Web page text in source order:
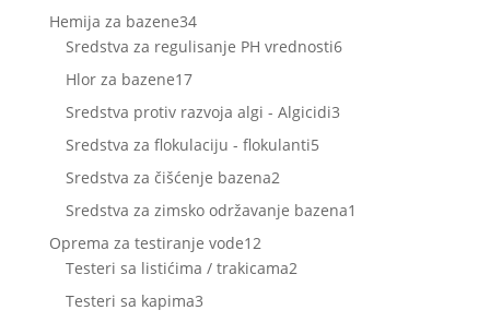
Hemija za bazene3434
proizvoda
Sredstva za regulisanje PH vrednosti66
Hlor za bazene1717
proizvoda
Sredstva protiv razvoja algi - Algicidi33
Sredstva za flokulaciju - flokulanti55
Sredstva za čišćenje bazena22
proizvoda
Sredstva za zimsko održavanje bazena1
Oprema za testiranje vode1212
proizvoda
Testeri sa listićima / trakicama22
Testeri sa kapima33